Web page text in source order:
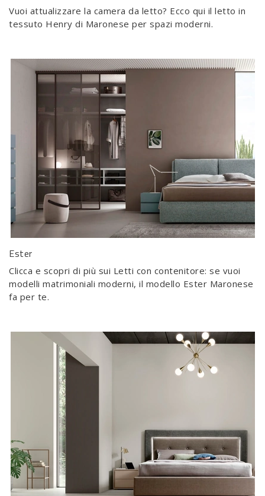
Vuoi attualizzare la camera da letto? Ecco qui il letto in
tessuto Henry di Maronese per spazi moderni.
Ester
Clicca e scopri di più sui Letti con contenitore: se vuoi
modelli matrimoniali moderni, il modello Ester Maronese
fa per te.